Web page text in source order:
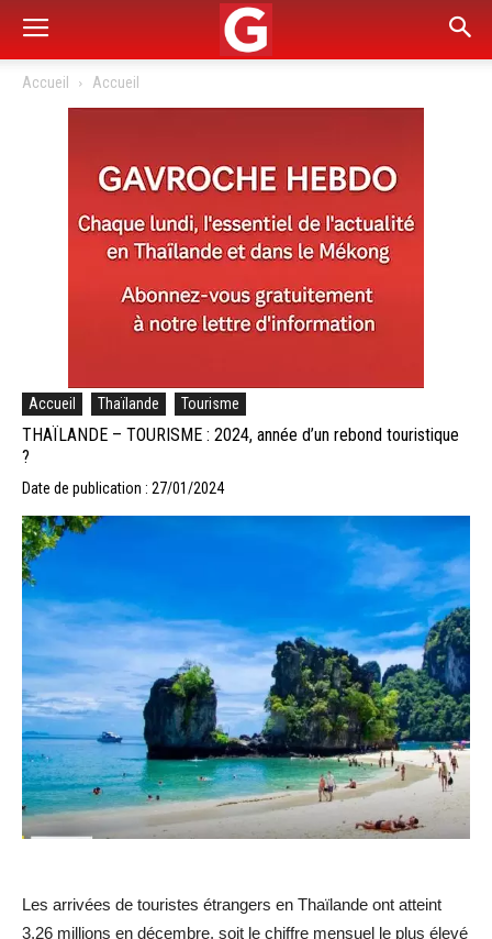
Accueil Accueil
Accueil Thaïlande Tourisme
THAÏLANDE – TOURISME : 2024, année d’un rebond touristique
?
Date de publication : 27/01/2024
Les arrivées de touristes étrangers en Thaïlande ont atteint
3,26 millions en décembre, soit le chiffre mensuel le plus élevé